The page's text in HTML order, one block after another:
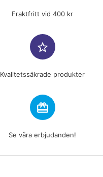
Fraktfritt vid 400 kr
star_border
Kvalitetssäkrade produkter
redeem
Se våra erbjudanden!